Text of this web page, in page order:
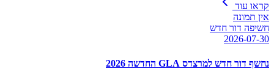
קראו עוד
אין תמונה
חשיפה דור חדש
2026-07-30
נחשף דור חדש למרצדס GLA החדשה 2026